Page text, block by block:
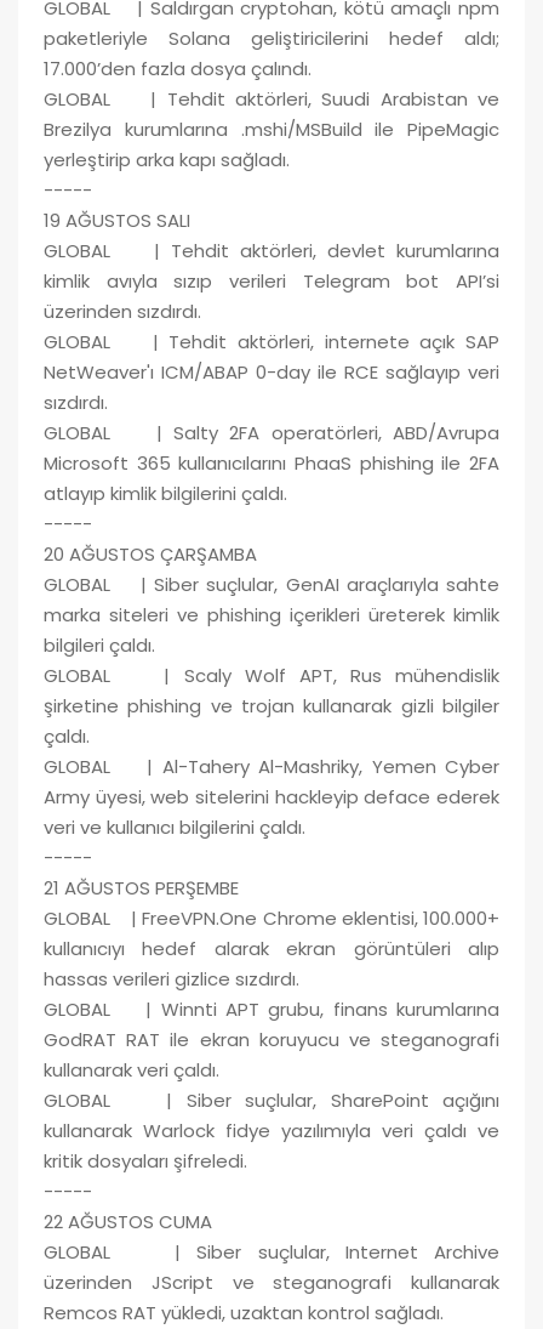
GLOBAL | Saldırgan cryptohan, kötü amaçlı npm
paketleriyle Solana geliştiricilerini hedef aldı;
17.000’den fazla dosya çalındı.
GLOBAL | Tehdit aktörleri, Suudi Arabistan ve
Brezilya kurumlarına .mshi/MSBuild ile PipeMagic
yerleştirip arka kapı sağladı.
-----
19 AĞUSTOS SALI
GLOBAL | Tehdit aktörleri, devlet kurumlarına
kimlik avıyla sızıp verileri Telegram bot API’si
üzerinden sızdırdı.
GLOBAL | Tehdit aktörleri, internete açık SAP
NetWeaver'ı ICM/ABAP 0-day ile RCE sağlayıp veri
sızdırdı.
GLOBAL | Salty 2FA operatörleri, ABD/Avrupa
Microsoft 365 kullanıcılarını PhaaS phishing ile 2FA
atlayıp kimlik bilgilerini çaldı.
-----
20 AĞUSTOS ÇARŞAMBA
GLOBAL | Siber suçlular, GenAI araçlarıyla sahte
marka siteleri ve phishing içerikleri üreterek kimlik
bilgileri çaldı.
GLOBAL | Scaly Wolf APT, Rus mühendislik
şirketine phishing ve trojan kullanarak gizli bilgiler
çaldı.
GLOBAL | Al-Tahery Al-Mashriky, Yemen Cyber
Army üyesi, web sitelerini hackleyip deface ederek
veri ve kullanıcı bilgilerini çaldı.
-----
21 AĞUSTOS PERŞEMBE
GLOBAL | FreeVPN.One Chrome eklentisi, 100.000+
kullanıcıyı hedef alarak ekran görüntüleri alıp
hassas verileri gizlice sızdırdı.
GLOBAL | Winnti APT grubu, finans kurumlarına
GodRAT RAT ile ekran koruyucu ve steganografi
kullanarak veri çaldı.
GLOBAL | Siber suçlular, SharePoint açığını
kullanarak Warlock fidye yazılımıyla veri çaldı ve
kritik dosyaları şifreledi.
-----
22 AĞUSTOS CUMA
GLOBAL | Siber suçlular, Internet Archive
üzerinden JScript ve steganografi kullanarak
Remcos RAT yükledi, uzaktan kontrol sağladı.